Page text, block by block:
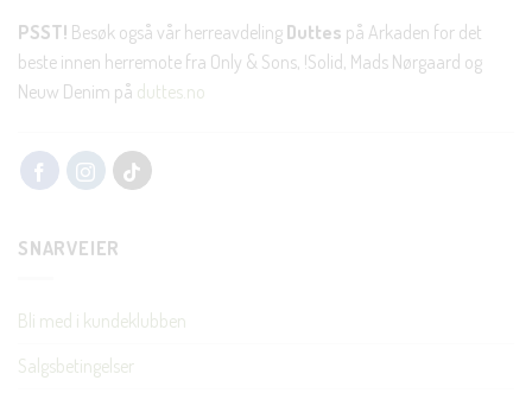
PSST! Besøk også vår herreavdeling Duttes på Arkaden for det
beste innen herremote fra Only & Sons, !Solid, Mads Nørgaard og
Neuw Denim på duttes.no
SNARVEIER
Bli med i kundeklubben
Salgsbetingelser